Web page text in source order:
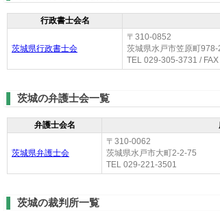
行政書士会名
茨城県行政書士会
〒310-0852
茨城県水戸市笠原町
TEL 029-305-3731 /
茨城の弁護士会一覧
弁護士会名
茨城県弁護士会
〒310-0062
茨城県水戸市大町2-2-75
TEL 029-221-3501
茨城の裁判所一覧